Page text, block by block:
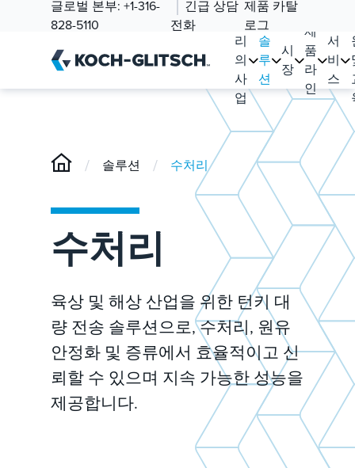
글로벌 본부: +1-316-
828-5110
긴급 상담
전화
제품 카탈
로그
우
리
의
사
업
솔
루
션
시
장
제
품
라
인
서
비
스
/ 솔루션 / 수처리
수처리
육상 및 해상 산업을 위한 턴키 대
량 전송 솔루션으로, 수처리, 원유
안정화 및 증류에서 효율적이고 신
뢰할 수 있으며 지속 가능한 성능을
제공합니다.